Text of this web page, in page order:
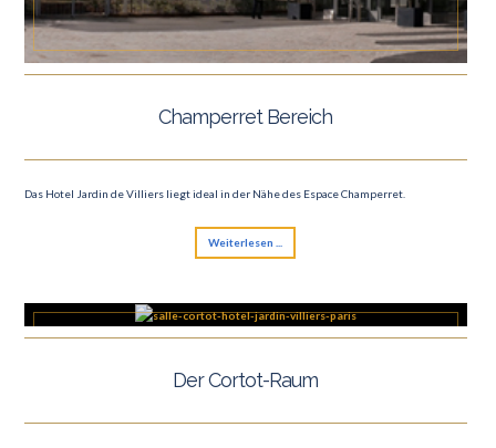
Champerret Bereich
Das Hotel Jardin de Villiers liegt ideal in der Nähe des Espace Champerret.
Weiterlesen ...
Der Cortot-Raum